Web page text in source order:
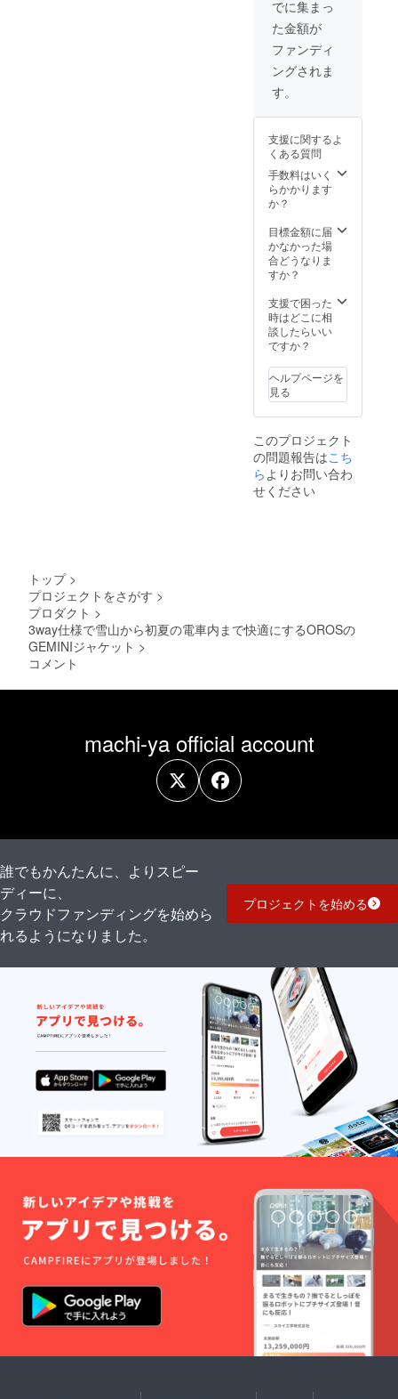
了承く
ださ
い。
料で
す。 ※
配送時
期：
2021年
部のデ
ザイ
ン、仕
様につ
きまし
ては予
なる場
合がご
ざいま
ださ
い。
合は普
段着て
いるサ
イズの
一つ下
す。
GEMINI
ジャ
ケット
２着 ※
リター
は消費
税を含
みま
す。送
料で
す。 ※
配送時
期：
11月予
定 ・一
部のデ
ザイ
様につ
きまし
ては予
告なく
変更に
でに集まっ
た金額が
ファンディ
ングされま
す。
支援に関するよ
くある質問
手数料はいく
らかかります
か？
目標金額に届
かなかった場
合どうなりま
すか？
支援で困った
時はどこに相
談したらいい
ですか？
ヘルプページを
見る
このプロジェクト
の問題報告はこち
らよりお問い合わ
せください
トップ >
プロジェクトをさがす >
プロダクト >
3way仕様で雪山から初夏の電車内まで快適にするOROSの
GEMINIジャケット >
コメント
machi-ya official account
誰でもかんたんに、よりスピー
ディーに、
クラウドファンディングを始めら
れるようになりました。
プロジェクトを始める